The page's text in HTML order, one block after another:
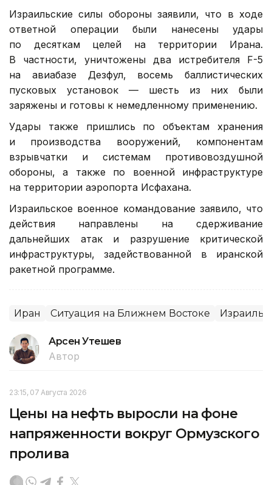
Израильские силы обороны заявили, что в ходе
ответной операции были нанесены удары
по десяткам целей на территории Ирана.
В частности, уничтожены два истребителя F-5
на авиабазе Дезфул, восемь баллистических
пусковых установок — шесть из них были
заряжены и готовы к немедленному применению.
Удары также пришлись по объектам хранения
и производства вооружений, компонентам
взрывчатки и системам противовоздушной
обороны, а также по военной инфраструктуре
на территории аэропорта Исфахана.
Израильское военное командование заявило, что
действия направлены на сдерживание
дальнейших атак и разрушение критической
инфраструктуры, задействованной в иранской
ракетной программе.
Иран Ситуация на Ближнем Востоке Израиль
Арсен Утешев
Автор
23:15, 07 Августа 2026
Цены на нефть выросли на фоне
напряженности вокруг Ормузского
пролива